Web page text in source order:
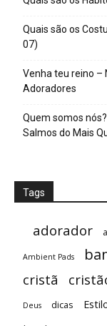
Quais são os
07)
Venha teu reino –
Adoradores
Quem somos
Salmos do Mais
Tags
adorador
Ambient Pads
cristã
Deus dicas